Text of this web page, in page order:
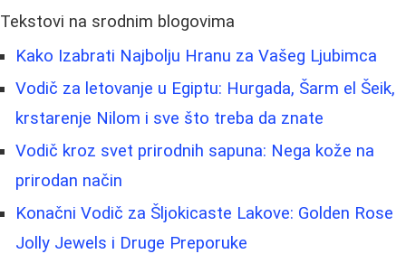
Tekstovi na srodnim blogovima
Kako Izabrati Najbolju Hranu za Vašeg Ljubimca
Vodič za letovanje u Egiptu: Hurgada, Šarm el Šeik,
krstarenje Nilom i sve što treba da znate
Vodič kroz svet prirodnih sapuna: Nega kože na
prirodan način
Konačni Vodič za Šljokicaste Lakove: Golden Rose
Jolly Jewels i Druge Preporuke